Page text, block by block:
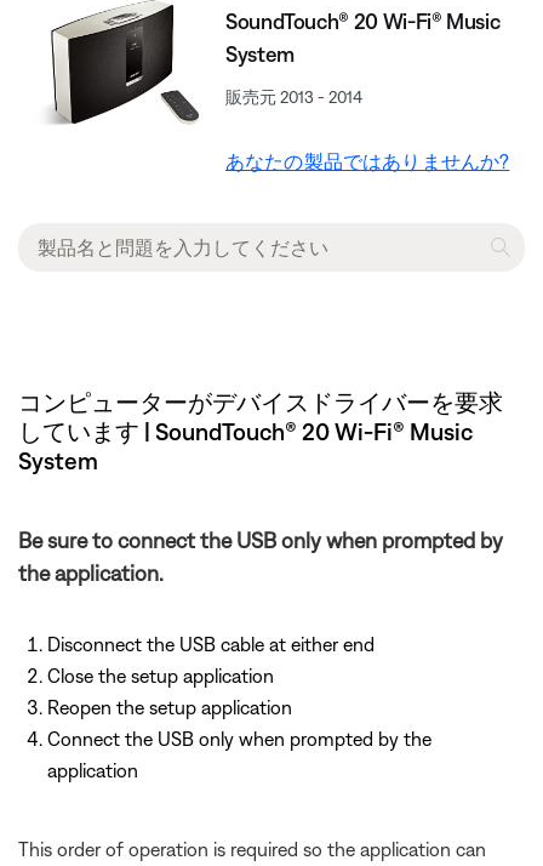
SoundTouch® 20 Wi-Fi® Music
System
販売元 2013 - 2014
あなたの製品ではありませんか?
コンピューターがデバイスドライバーを要求
しています | SoundTouch® 20 Wi-Fi® Music
System
Be sure to connect the USB only when prompted by
the application.
Disconnect the USB cable at either end
Close the setup application
Reopen the setup application
Connect the USB only when prompted by the
application
This order of operation is required so the application can